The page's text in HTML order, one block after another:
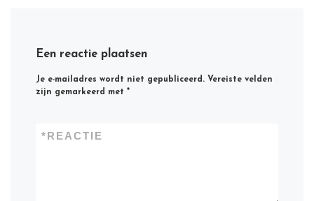
Een reactie plaatsen
Je e-mailadres wordt niet gepubliceerd. Vereiste velden
zijn gemarkeerd met*
REACTIE
*